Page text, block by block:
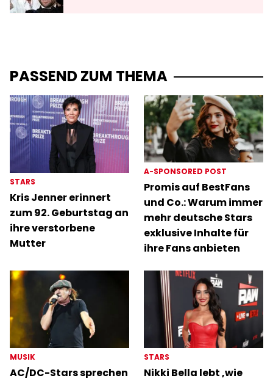
PASSEND ZUM THEMA
STARS
Kris Jenner erinnert
zum 92. Geburtstag an
ihre verstorbene
Mutter
A-SPONSORED POST
Promis auf BestFans
und Co.: Warum immer
mehr deutsche Stars
exklusive Inhalte für
ihre Fans anbieten
MUSIK
AC/DC-Stars sprechen
STARS
Nikki Bella lebt ‚wie